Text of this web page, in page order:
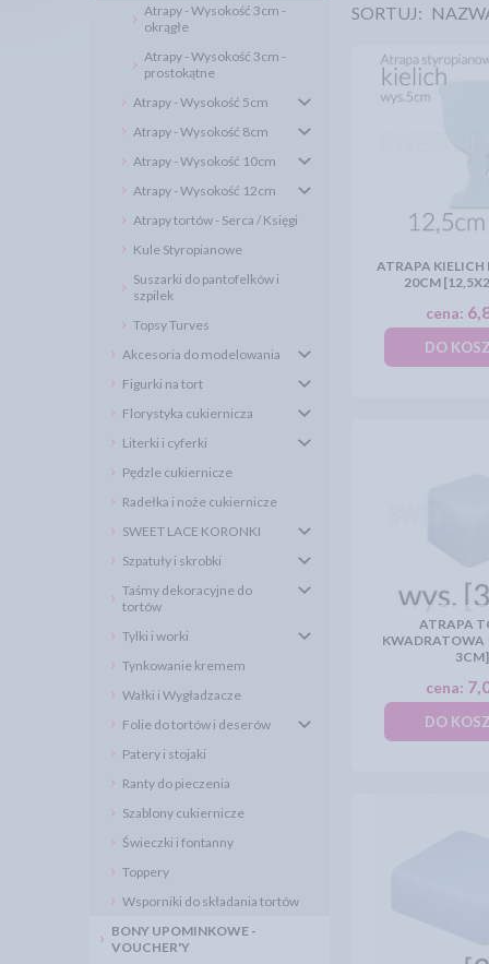
Atrapy - Wysokość 3cm -
okrągłe
Atrapy - Wysokość 3cm -
prostokątne
Atrapy - Wysokość 5cm
Atrapy - Wysokość 8cm
Atrapy - Wysokość 10cm
Atrapy - Wysokość 12cm
Atrapy tortów - Serca / Księgi
Kule Styropianowe
Suszarki do pantofelków i
szpilek
Topsy Turves
Akcesoria do modelowania
Figurki na tort
Florystyka cukiernicza
Literki i cyferki
Pędzle cukiernicze
Radełka i noże cukiernicze
SWEET LACE KORONKI
Szpatuły i skrobki
Taśmy dekoracyjne do
tortów
Tylki i worki
Tynkowanie kremem
Wałki i Wygładzacze
Folie do tortów i deserów
Patery i stojaki
Ranty do pieczenia
Szablony cukiernicze
Świeczki i fontanny
Toppery
Wsporniki do składania tortów
BONY UPOMINKOWE -
VOUCHER'Y
SORTUJ:
ATRAPA
20CM
cena:
DO
ATRAPA
KWADRATOWA
3CM]
cena:
DO